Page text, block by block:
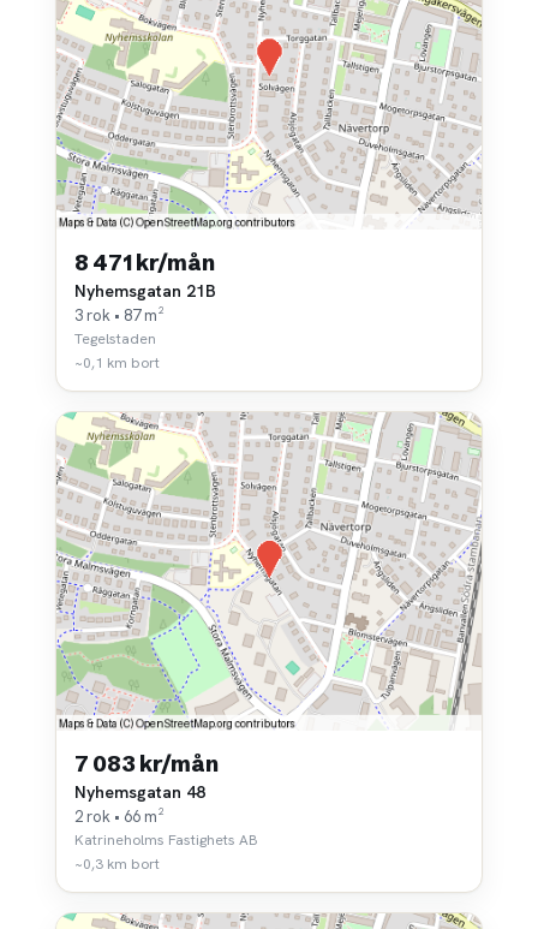
8 471 kr/mån
Nyhemsgatan 21B
3 rok • 87 m²
Tegelstaden
~0,1 km bort
7 083 kr/mån
Nyhemsgatan 48
2 rok • 66 m²
Katrineholms Fastighets AB
~0,3 km bort